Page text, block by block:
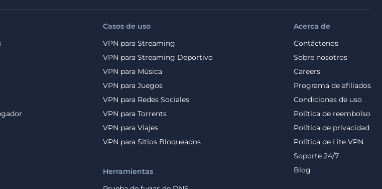
Casos de uso
VPN para Streaming
VPN para Streaming Deportivo
VPN para Música
VPN para Juegos
VPN para Redes Sociales
VPN para Torrents
VPN para Viajes
VPN para Sitios Bloqueados
Acerca de
Contáctenos
Sobre nosotros
Careers
Programa de afiliados
Condiciones de uso
Política de reembolso
Política de privacidad
Política de Lite VPN
Soporte 24/7
Blog
Herramientas